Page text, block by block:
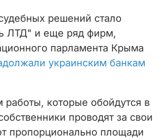
решений стало
ЛТД" и еще ряд фирм,
парламента Крыма
украинским банкам
которые обойдутся в
проводят за свои
пропорционально площади